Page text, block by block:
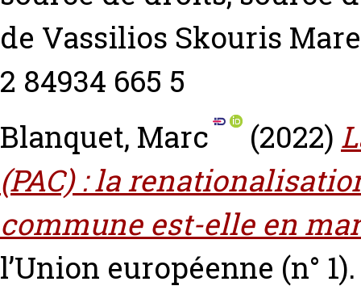
de Vassilios Skouris
2 84934 665 5
Blanquet, Marc
(2022)
(PAC) : la
commune est-elle en
l’Union européenne (n°